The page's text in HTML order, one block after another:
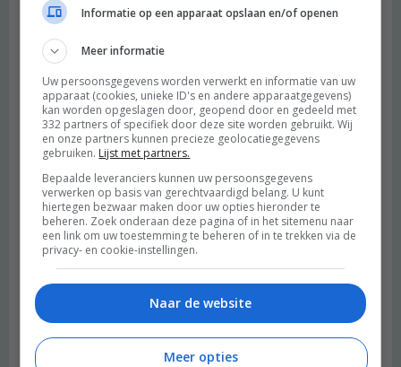
winkelsessie houden bij alle mooie winkels (ik ken er ook een
aantal vintage shops). Een goede reminder dat ik er weer eens
heen moet gaan!!!
Daniqueschreef:
2017 OM
Wat er leuke plekjes allemaal! Ik wil al tijden eens een dag in mijn
eentje in een café gaan zitten werken, maar ik durf niet zo goed.
Ik denk dat dat komt doordat ik in een dorp woon en het hier vrij
abnormaal is om dat te doen.. Het zou makkelijker voor me zijn
wanneer ik in de randstad zou wonen.
yvonneschreef:
Informatie op een apparaat opslaan en/of openen
Meer informatie
Uw persoonsgegevens worden verwerkt en informatie van uw
apparaat (cookies, unieke ID's en andere apparaatgegevens)
kan worden opgeslagen door, geopend door en gedeeld met
332 partners of specifiek door deze site worden gebruikt. Wij
en onze partners kunnen precieze geolocatiegegevens
gebruiken. Lijst met partners.
Bepaalde leveranciers kunnen uw persoonsgegevens
verwerken op basis van gerechtvaardigd belang. U kunt
hiertegen bezwaar maken door uw opties hieronder te
beheren. Zoek onderaan deze pagina of in het sitemenu naar
een link om uw toestemming te beheren of in te trekken via de
privacy- en cookie-instellingen.
Naar de website
Meer opties